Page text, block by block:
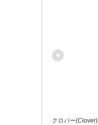
クロバー(Clover)